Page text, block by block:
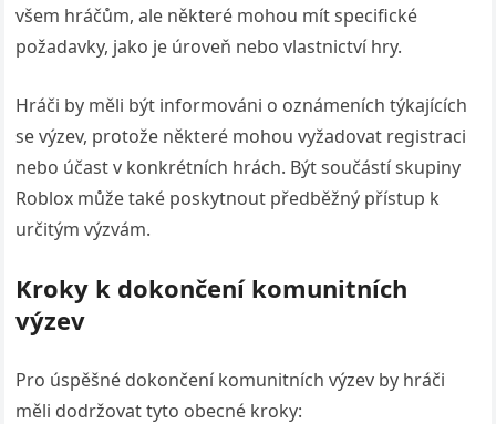
všem hráčům, ale některé mohou mít specifické
požadavky, jako je úroveň nebo vlastnictví hry.
Hráči by měli být informováni o oznámeních týkajících
se výzev, protože některé mohou vyžadovat registraci
nebo účast v konkrétních hrách. Být součástí skupiny
Roblox může také poskytnout předběžný přístup k
určitým výzvám.
Kroky k dokončení komunitních
výzev
Pro úspěšné dokončení komunitních výzev by hráči
měli dodržovat tyto obecné kroky: